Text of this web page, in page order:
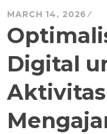
MARCH 14, 2026
Digital